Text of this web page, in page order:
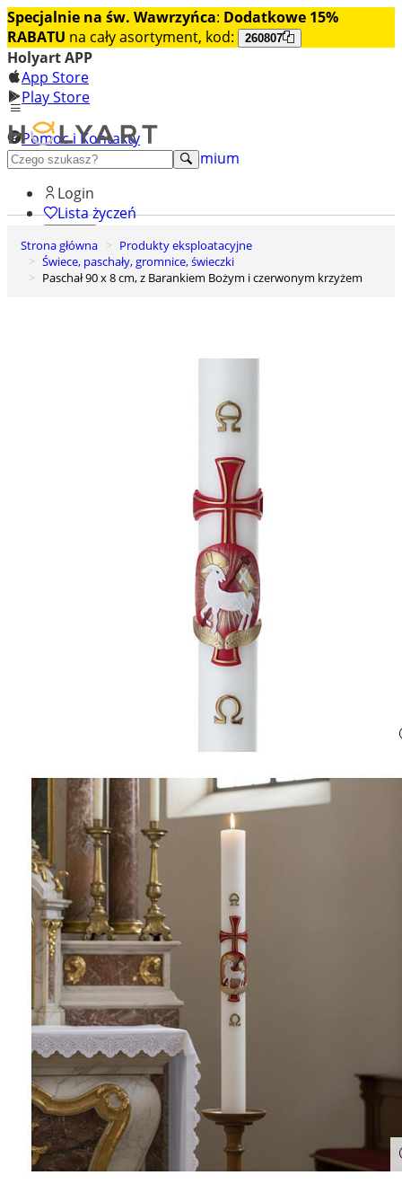
Specjalnie na św. Wawrzyńca: Dodatkowe 15%
RABATU na cały asortyment, kod: 260807
Holyart APP
App Store
Play Store
Pomoc i Kontakty
+48 222 922 860
Odkryj premium
Login
Lista życzeń
0
Koszyk
Strona główna
Produkty eksploatacyjne
Świece, paschały, gromnice, świeczki
Paschał 90 x 8 cm, z Barankiem Bożym i czerwonym krzyżem